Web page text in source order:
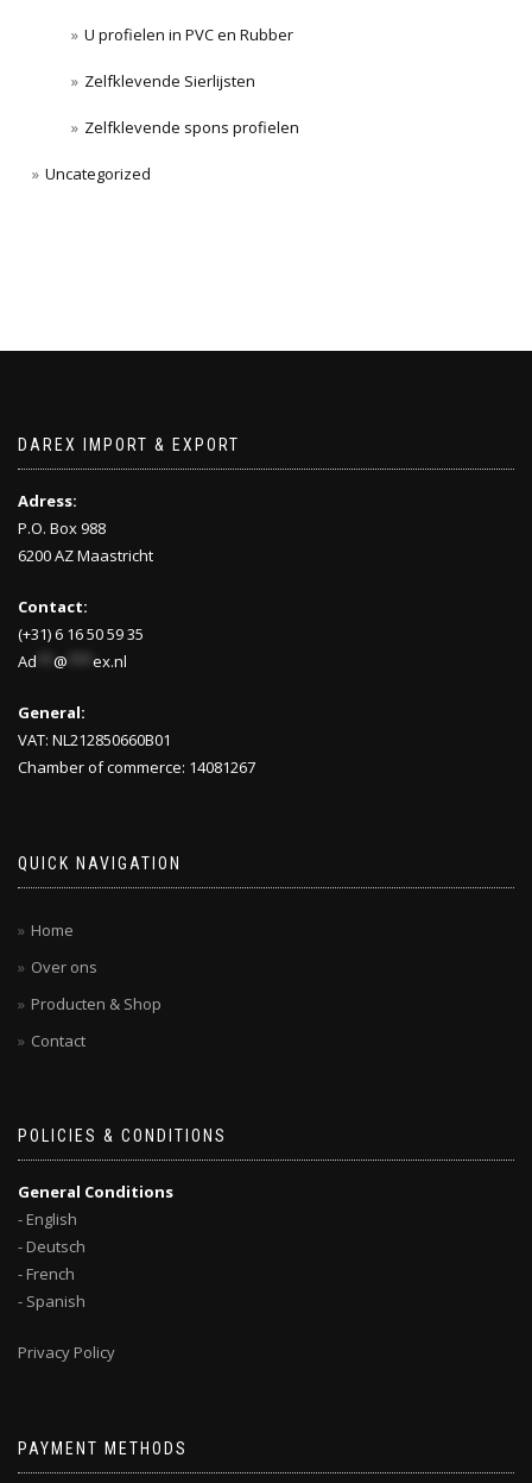
U profielen in PVC en Rubber
Zelfklevende Sierlijsten
Zelfklevende spons profielen
Uncategorized
DAREX IMPORT & EXPORT
Adress:
P.O. Box 988
6200 AZ Maastricht
Contact:
(+31) 6 16 50 59 35
Ad
@ ex.nl
General:
VAT: NL212850660B01
Chamber of commerce: 14081267
QUICK NAVIGATION
Home
Over ons
Producten & Shop
Contact
POLICIES & CONDITIONS
General Conditions
- English
- Deutsch
- French
- Spanish
Privacy Policy
PAYMENT METHODS